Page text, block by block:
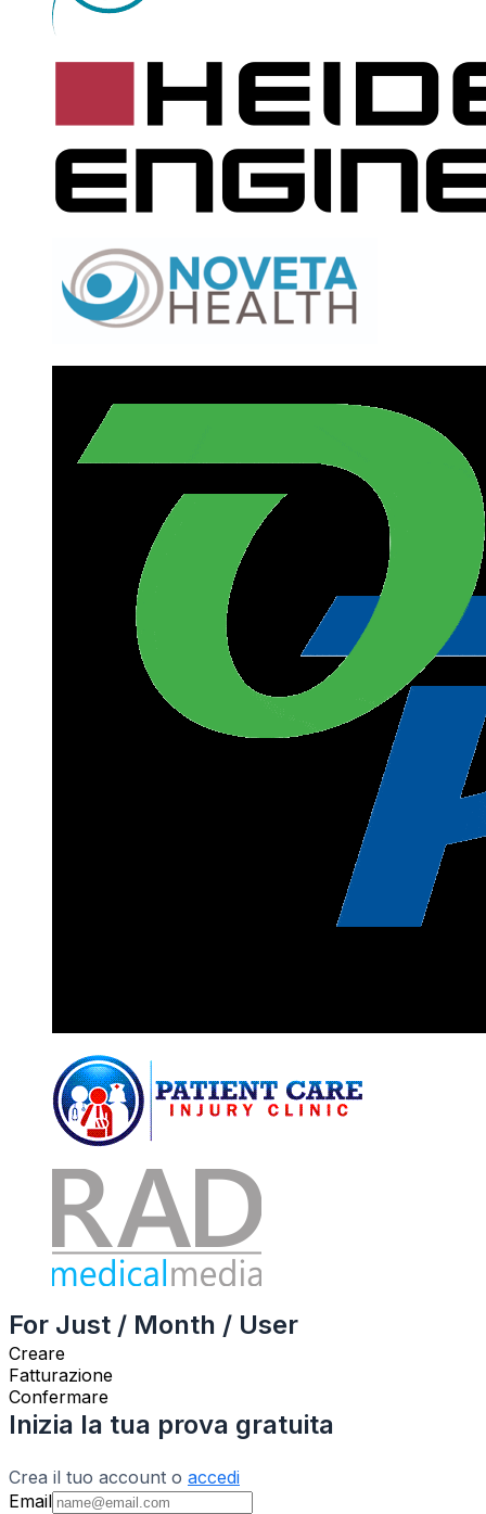
For Just / Month / User
Creare
Fatturazione
Confermare
Inizia la tua prova gratuita
Crea il tuo account o accedi
Email